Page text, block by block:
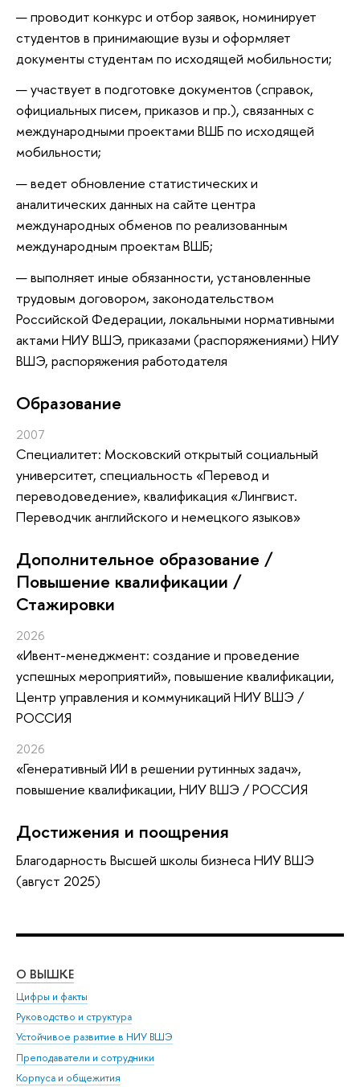
проводит конкурс и отбор заявок, номинирует
студентов в принимающие вузы и оформляет
документы студентам по исходящей мобильности;
участвует в подготовке документов (справок,
официальных писем, приказов и пр.), связанных с
международными проектами ВШБ по исходящей
мобильности;
ведет обновление статистических и
аналитических данных на сайте центра
международных обменов по реализованным
международным проектам ВШБ;
выполняет иные обязанности, установленные
трудовым договором, законодательством
Российской Федерации, локальными нормативными
актами НИУ ВШЭ, приказами (распоряжениями) НИУ
ВШЭ, распоряжения работодателя
Oбразование
2007
Специалитет: Московский открытый социальный
университет, специальность «Перевод и
переводоведение», квалификация «Лингвист.
Переводчик английского и немецкого языков»
Дополнительное образование /
Повышение квалификации /
Стажировки
2026
«Ивент-менеджмент: создание и проведение
успешных мероприятий», повышение квалификации,
Центр управления и коммуникаций НИУ ВШЭ /
РОССИЯ
2026
«Генеративный ИИ в решении рутинных задач»,
повышение квалификации, НИУ ВШЭ / РОССИЯ
Достижения и поощрения
Благодарность Высшей школы бизнеса НИУ ВШЭ
(август 2025)
О ВЫШКЕ
Цифры и факты
Руководство и структура
Устойчивое развитие в НИУ ВШЭ
Преподаватели и сотрудники
Корпуса и общежития